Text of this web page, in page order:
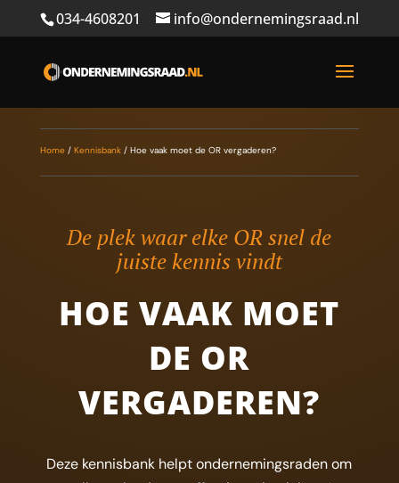
034-4608201 info@ondernemingsraad.nl
Home/ Kennisbank/ Hoe vaak moet de OR vergaderen?
De plek waar elke OR snel de
juiste kennis vindt
HOE VAAK MOET
DE OR
VERGADEREN?
Deze kennisbank helpt ondernemingsraden om